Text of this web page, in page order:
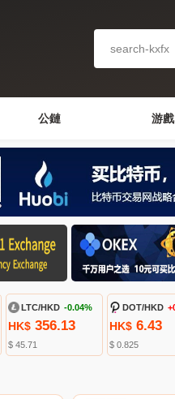
公鏈 游戲
LTC/HKD -0.04%
HK$356.13
$ 45.71
DOT/HKD
HK$6.43
$ 0.825